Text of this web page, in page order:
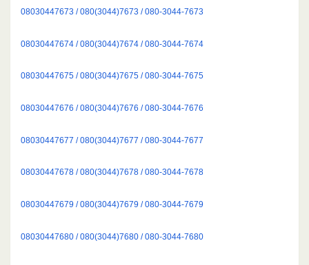
08030447673 / 080(3044)7673 / 080-3044-7673
08030447674 / 080(3044)7674 / 080-3044-7674
08030447675 / 080(3044)7675 / 080-3044-7675
08030447676 / 080(3044)7676 / 080-3044-7676
08030447677 / 080(3044)7677 / 080-3044-7677
08030447678 / 080(3044)7678 / 080-3044-7678
08030447679 / 080(3044)7679 / 080-3044-7679
08030447680 / 080(3044)7680 / 080-3044-7680